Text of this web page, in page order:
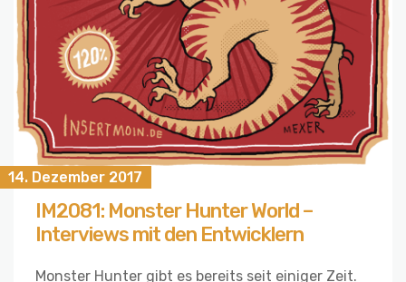
14. Dezember 2017
IM2081: Monster Hunter World –
Interviews mit den Entwicklern
Monster Hunter gibt es bereits seit einiger Zeit.